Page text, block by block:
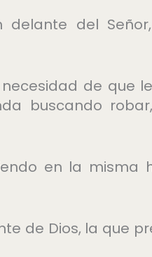
delante del
de que
buscando
en la misma
de Dios, la que